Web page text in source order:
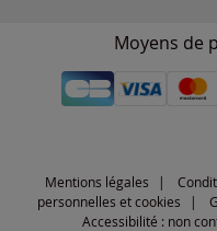
Moyens de
Mentions légales
personnelles et cookies
Accessibilité : non